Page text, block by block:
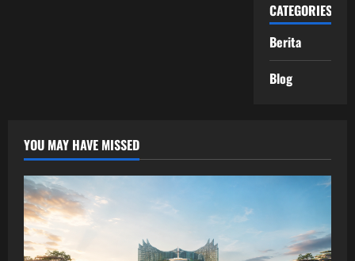
CATEGORIES
Berita
Blog
YOU MAY HAVE MISSED